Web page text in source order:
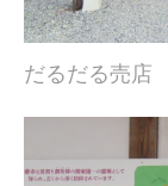
だるだる売店